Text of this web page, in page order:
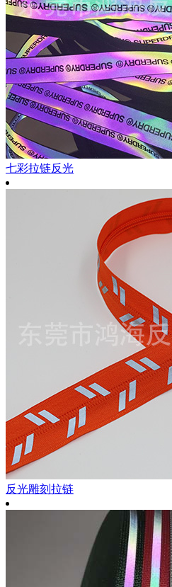
七彩拉链反光
反光雕刻拉链